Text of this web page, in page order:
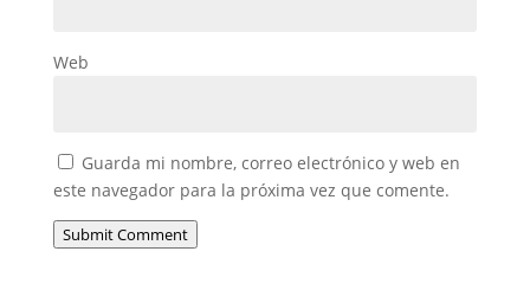
Web
Guarda mi nombre, correo electrónico y web en
este navegador para la próxima vez que comente.
Submit Comment